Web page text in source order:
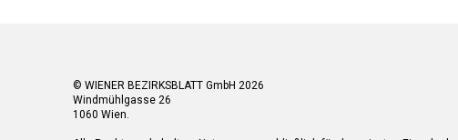
© WIENER BEZIRKSBLATT GmbH 2026
Windmühlgasse 26
1060 Wien.